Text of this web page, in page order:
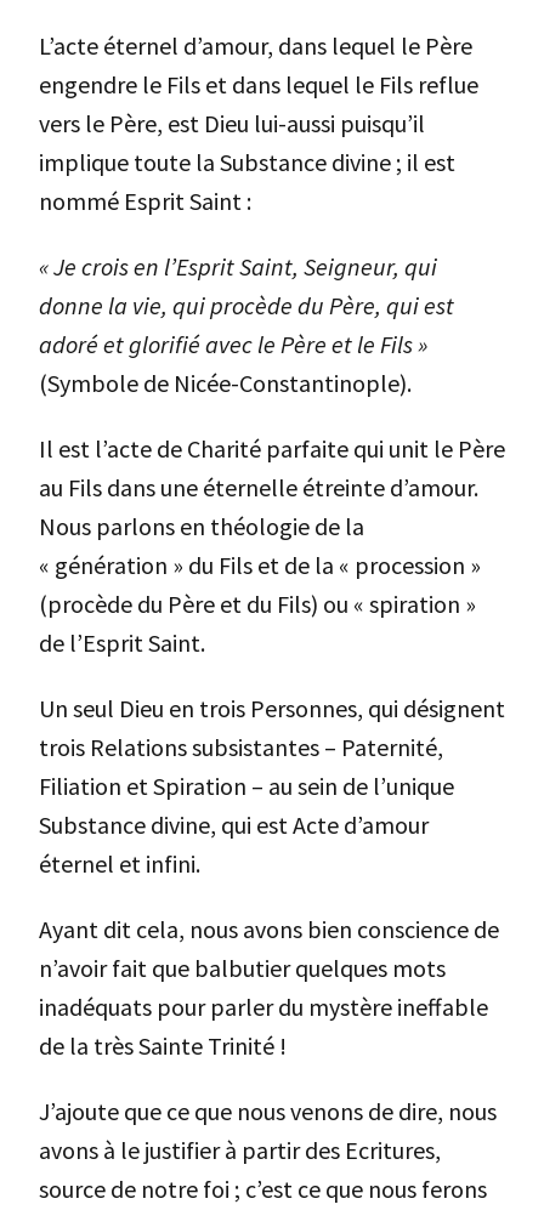
L’acte éternel d’amour, dans lequel le Père
engendre le Fils et dans lequel le Fils reflue
vers le Père, est Dieu lui-aussi puisqu’il
implique toute la Substance divine ; il est
nommé Esprit Saint :
« Je crois en l’Esprit Saint, Seigneur, qui
donne la vie, qui procède du Père, qui est
adoré et glorifié avec le Père et le Fils »
(Symbole de Nicée-Constantinople).
Il est l’acte de Charité parfaite qui unit le Père
au Fils dans une éternelle étreinte d’amour.
Nous parlons en théologie de la
« génération » du Fils et de la « procession »
(procède du Père et du Fils) ou « spiration »
de l’Esprit Saint.
Un seul Dieu en trois Personnes, qui désignent
trois Relations subsistantes – Paternité,
Filiation et Spiration – au sein de l’unique
Substance divine, qui est Acte d’amour
éternel et infini.
Ayant dit cela, nous avons bien conscience de
n’avoir fait que balbutier quelques mots
inadéquats pour parler du mystère ineffable
de la très Sainte Trinité !
J’ajoute que ce que nous venons de dire, nous
avons à le justifier à partir des Ecritures,
source de notre foi ; c’est ce que nous ferons